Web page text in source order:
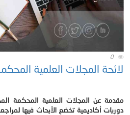
0
لائحة المجلات العلمية
مقدمة عن المجلات العلمية المحكمة
دوريات أكاديمية تخضع الأبحاث فيها